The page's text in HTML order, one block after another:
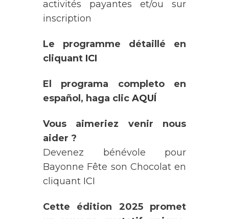
activités payantes et/ou sur
inscription
Le programme détaillé en
cliquant ICI
El programa completo en
español, haga clic AQUÍ
Vous aimeriez venir nous
aider ?
Devenez bénévole pour
Bayonne Fête son Chocolat en
cliquant ICI
Cette édition 2025 promet